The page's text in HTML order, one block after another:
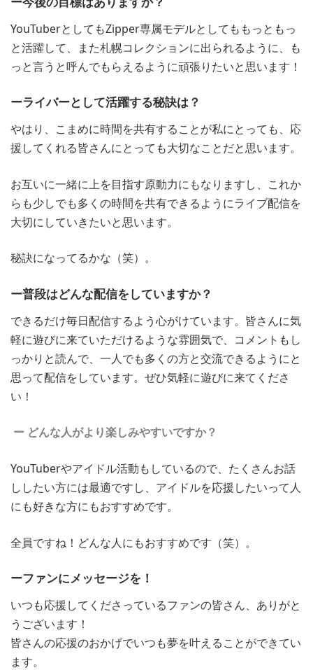
YouTuberとしてもZipper専属モデルとしてももっともっ
と活躍して、また札幌コレクションに出られるように、も
っと言うと呼んでもらえるように頑張りたいと思います！
ーライバーとして活躍する秘訣は？
やはり、こまめに時間を共有することが私にとっても、応
援してくれる皆さんにとっても大切なことだと思います。
お互いに一緒に上を目指す原動力にもなりますし、これか
らも少しでも多くの時間を共有できるようにライブ配信を
大切にしていきたいと思います。
秘訣になってるかな（笑）。
ー普段はどんな配信をしていますか？
できるだけ毎日配信するよう心がけています。皆さんに気
軽に遊びに来ていただけるような雰囲気で、コメントもし
っかりと読んで、一人でも多くの方と交流できるようにと
思って配信をしています。ぜひ気軽に遊びに来てくださ
い！
ー どんな人がより楽しみやすいですか？
YouTuberやアイドル活動もしているので、たくさんお話
ししたい方には最適ですし、アイドルを応援したいって人
にも好きな方にもおすすめです。
全員ですね！どんな人にもおすすめです（笑）。
ーファンにメッセージを！
いつも応援してくださっているファンの皆さん、ありがと
うございます！
皆さんの応援のおかげでいつも夢を叶えることができてい
ます。